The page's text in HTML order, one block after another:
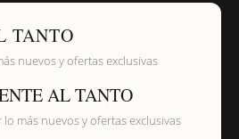
TANTO
nuevos y ofertas exclusivas
AL TANTO
más nuevos y ofertas exclusivas